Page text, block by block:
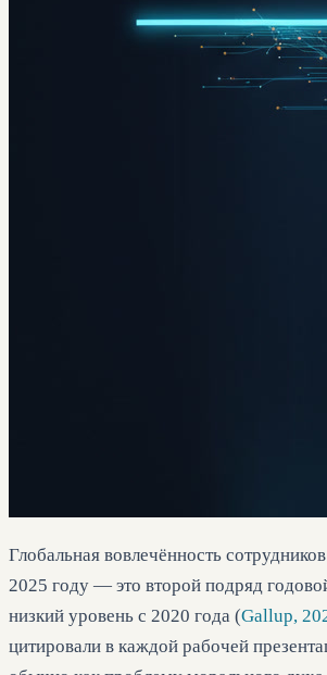
Глобальная вовлечённость
2025 году — это второй подряд
низкий уровень с 2020 года (Gallup,
цитировали в каждой рабочей